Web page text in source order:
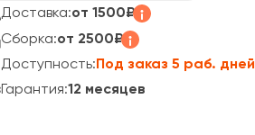
Доставка:от 1500₽
Сборка:от 2500₽
Доступность: Под заказ 5 раб. дней
Гарантия:12 месяцев